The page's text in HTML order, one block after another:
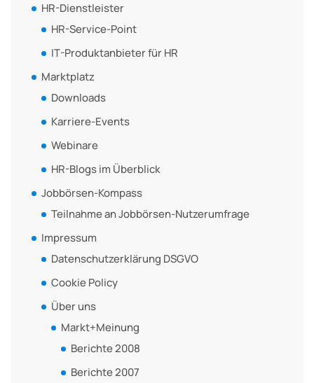
HR-Dienstleister
HR-Service-Point
IT-Produktanbieter für HR
Marktplatz
Downloads
Karriere-Events
Webinare
HR-Blogs im Überblick
Jobbörsen-Kompass
Teilnahme an Jobbörsen-Nutzerumfrage
Impressum
Datenschutzerklärung DSGVO
Cookie Policy
Über uns
Markt+Meinung
Berichte 2008
Berichte 2007